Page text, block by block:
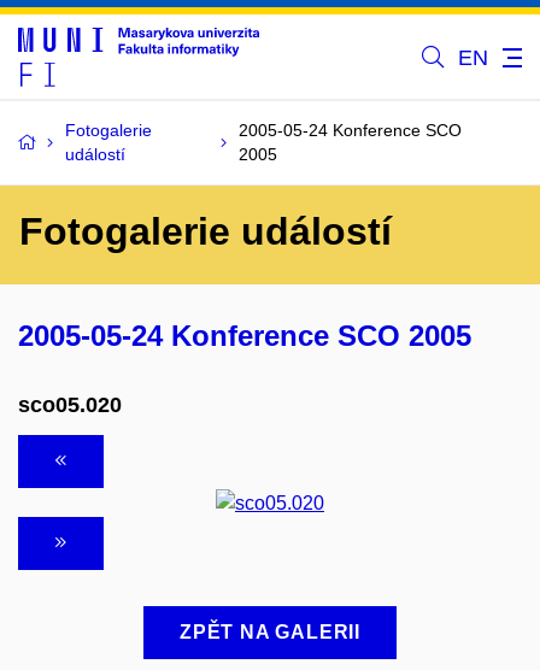
EN
Fotogalerie
událostí
2005-05-24 Konference SCO
2005
Fotogalerie událostí
2005-05-24 Konference SCO 2005
sco05.020
ZPĚT NA GALERII